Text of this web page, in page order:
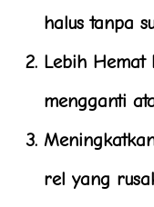
halus tanpa
Lebih Hemat
mengganti
rel yang